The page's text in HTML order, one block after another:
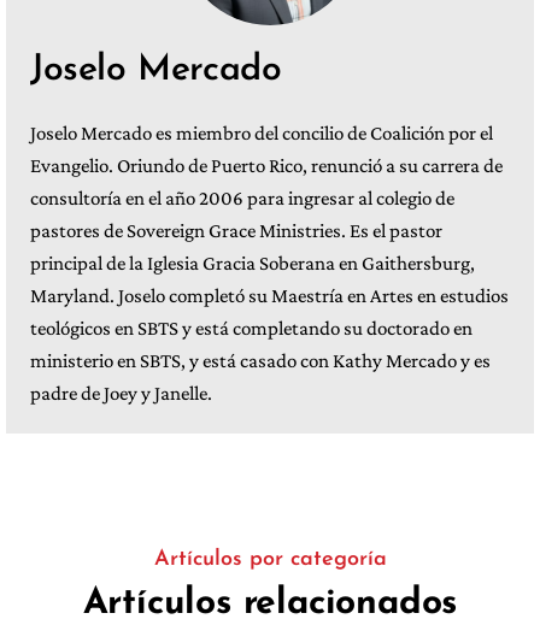
Joselo Mercado
Joselo Mercado es miembro del concilio de Coalición por el
Evangelio. Oriundo de Puerto Rico, renunció a su carrera de
consultoría en el año 2006 para ingresar al colegio de
pastores de Sovereign Grace Ministries. Es el pastor
principal de la Iglesia Gracia Soberana en Gaithersburg,
Maryland. Joselo completó su Maestría en Artes en estudios
teológicos en SBTS y está completando su doctorado en
ministerio en SBTS, y está casado con Kathy Mercado y es
padre de Joey y Janelle.
Artículos por categoría
Artículos relacionados